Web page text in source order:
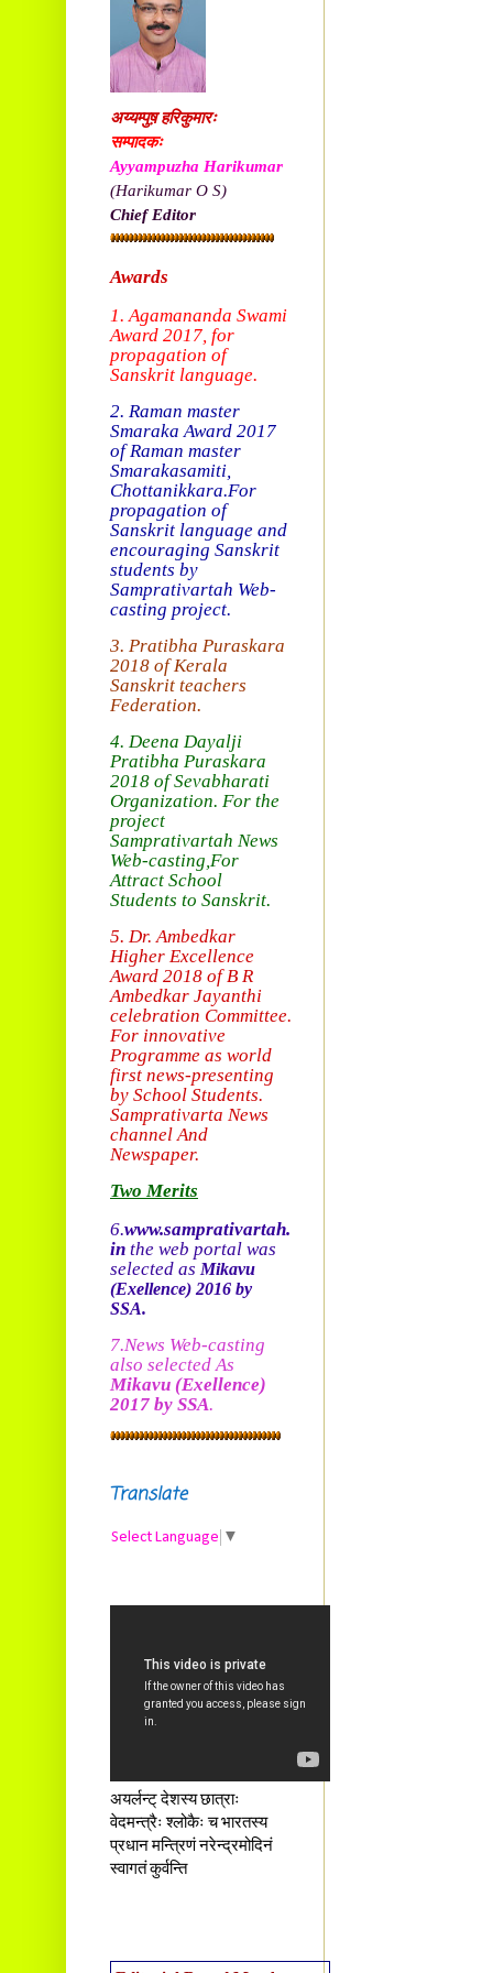
अय्यम्पुष़ हरिकुमारः
सम्पादकः
Ayyampuzha Harikumar
(Harikumar O S)
Chief Editor
Awards
1. Agamananda Swami
Award 2017, for
propagation of
Sanskrit language.
2. Raman master
Smaraka Award 2017
of Raman master
Smarakasamiti,
Chottanikkara.For
propagation of
Sanskrit language and
encouraging Sanskrit
students by
Samprativartah Web-
casting project.
3. Pratibha Puraskara
2018 ofKerala
Sanskrit teachers
Federation.
4. Deena Dayalji
Pratibha Puraskara
2018 of Sevabharati
Organization. For the
project
Samprativartah News
Web-casting,For
Attract School
Students to Sanskrit.
5. Dr. Ambedkar
Higher Excellence
Award 2018 of B R
Ambedkar Jayanthi
celebration Committee.
For innovative
Programme as world
first news-presenting
by School Students.
Samprativarta News
channel And
Newspaper.
Two Merits
6.www.samprativartah.
in the web portal was
selected asMikavu
(Exellence)2016 by
SSA.
7.News Web-casting
also selected As
Mikavu (Exellence)
2017 by SSA.
Translate
Select Language ▼
अयर्लन्ट् देशस्य छात्राः
वेदमन्त्रैः श्लोकैः च भारतस्य
प्रधान मन्त्रिणं नरेन्द्रमोदिनं
स्वागतं कुर्वन्ति